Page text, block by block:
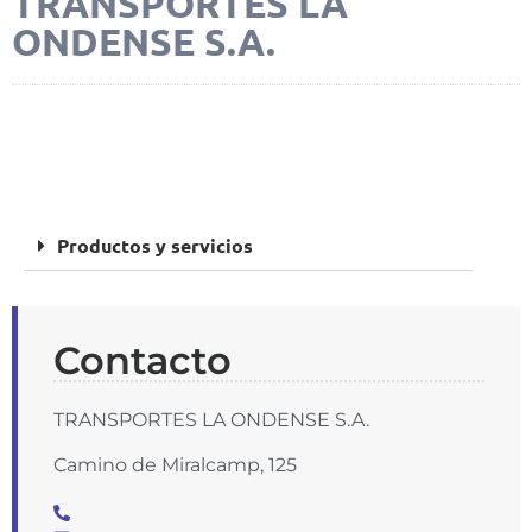
ONDENSE S.A.
Productos y servicios
Contacto
TRANSPORTES LA ONDENSE S.A.
Camino de Miralcamp, 125